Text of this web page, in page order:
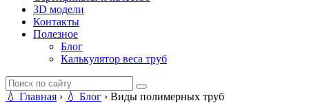
3D модели
Контакты
Полезное
Блог
Калькулятор веса труб
💧 Главная › 💧 Блог › Виды полимерных труб